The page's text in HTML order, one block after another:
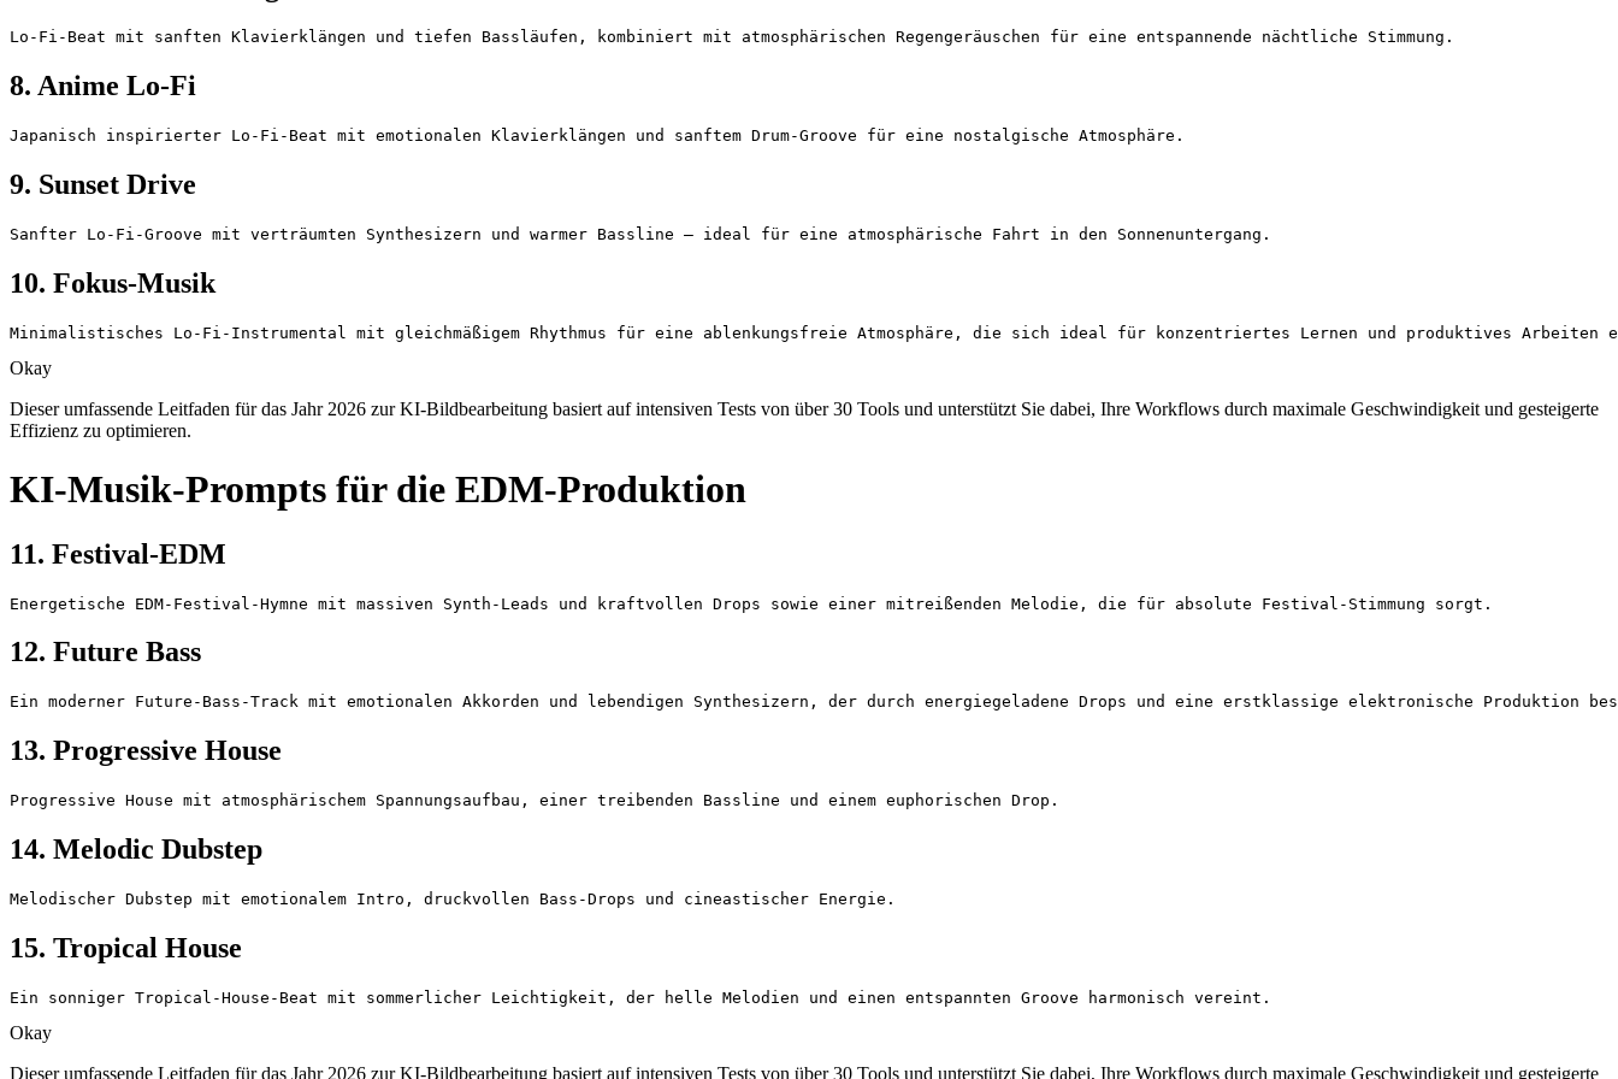
Lo-Fi-Beat mit sanften Klavierklängen und tiefen Bassläufen, kombiniert mit atmosphärischen Regengeräuschen für eine entspannende nächtliche Stimmung.
8. Anime Lo-Fi
Japanisch inspirierter Lo-Fi-Beat mit emotionalen Klavierklängen und sanftem Drum-Groove für eine nostalgische Atmosphäre.
9. Sunset Drive
Sanfter Lo-Fi-Groove mit verträumten Synthesizern und warmer Bassline – ideal für eine atmosphärische Fahrt in den Sonnenuntergang.
10. Fokus-Musik
Minimalistisches Lo-Fi-Instrumental mit gleichmäßigem Rhythmus für eine ablenkungsfreie Atmosphäre, die sich ideal für konzentriertes Lernen und produktives Arbeiten
Okay
Dieser umfassende Leitfaden für das Jahr 2026 zur KI-Bildbearbeitung basiert auf intensiven Tests von über 30 Tools und unterstützt Sie dabei, Ihre Workflows durch maximale Geschwindigkeit und gesteigerte
Effizienz zu optimieren.
KI-Musik-Prompts für die EDM-Produktion
11. Festival-EDM
Energetische EDM-Festival-Hymne mit massiven Synth-Leads und kraftvollen Drops sowie einer mitreißenden Melodie, die für absolute Festival-Stimmung sorgt.
12. Future Bass
Ein moderner Future-Bass-Track mit emotionalen Akkorden und lebendigen Synthesizern, der durch energiegeladene Drops und eine erstklassige elektronische Produktion
13. Progressive House
Progressive House mit atmosphärischem Spannungsaufbau, einer treibenden Bassline und einem euphorischen Drop.
14. Melodic Dubstep
Melodischer Dubstep mit emotionalem Intro, druckvollen Bass-Drops und cineastischer Energie.
15. Tropical House
Ein sonniger Tropical-House-Beat mit sommerlicher Leichtigkeit, der helle Melodien und einen entspannten Groove harmonisch vereint.
Okay
Dieser umfassende Leitfaden für das Jahr 2026 zur KI-Bildbearbeitung basiert auf intensiven Tests von über 30 Tools und unterstützt Sie dabei, Ihre Workflows durch maximale Geschwindigkeit und gesteigerte